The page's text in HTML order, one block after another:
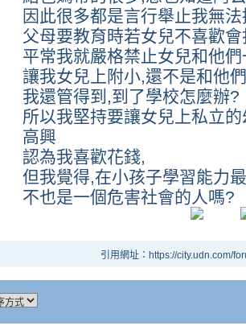
因此很多都是言行舉止我無
父母要教育時若女兒不喜歡
平常我就嚴格禁止女兒和他
讓我女兒上附小,還不是和他
我還管得到,到了學校怎麼辦?
所以我堅持要讓女兒上私立
高興
認為我喜歡花錢,
但我覺得,在小孩子學習能力
不也是一個危害社會的人嗎?
引用網址：https://city.udn.com/